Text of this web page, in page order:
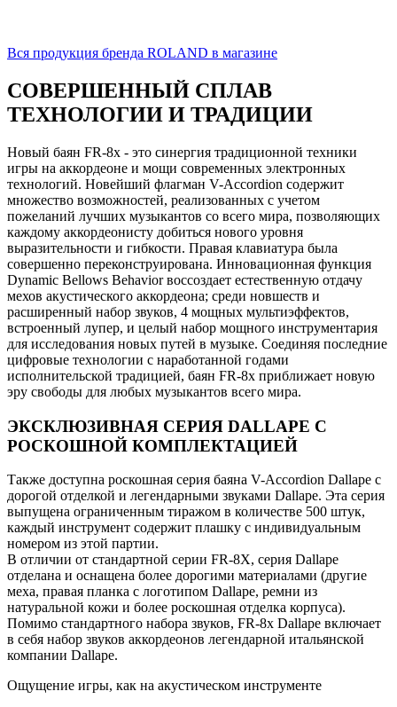
Вся продукция бренда ROLAND в магазине
СОВЕРШЕННЫЙ СПЛАВ
ТЕХНОЛОГИИ И ТРАДИЦИИ
Новый баян FR-8x - это синергия традиционной техники
игры на аккордеоне и мощи современных электронных
технологий. Новейший флагман V-Accordion содержит
множество возможностей, реализованных с учетом
пожеланий лучших музыкантов со всего мира, позволяющих
каждому аккордеонисту добиться нового уровня
выразительности и гибкости. Правая клавиатура была
совершенно переконструирована. Инновационная функция
Dynamic Bellows Behavior воссоздает естественную отдачу
мехов акустического аккордеона; среди новшеств и
расширенный набор звуков, 4 мощных мультиэффектов,
встроенный лупер, и целый набор мощного инструментария
для исследования новых путей в музыке. Соединяя последние
цифровые технологии с наработанной годами
исполнительской традицией, баян FR-8x приближает новую
эру свободы для любых музыкантов всего мира.
ЭКСКЛЮЗИВНАЯ СЕРИЯ DALLAPE С
РОСКОШНОЙ КОМПЛЕКТАЦИЕЙ
Также доступна роскошная серия баяна V-Accordion Dallape с
дорогой отделкой и легендарными звуками Dallape. Эта серия
выпущена ограниченным тиражом в количестве 500 штук,
каждый инструмент содержит плашку с индивидуальным
номером из этой партии.
В отличии от стандартной серии FR-8X, серия Dallape
отделана и оснащена более дорогими материалами (другие
меха, правая планка с логотипом Dallape, ремни из
натуральной кожи и более роскошная отделка корпуса).
Помимо стандартного набора звуков, FR-8x Dallape включает
в себя набор звуков аккордеонов легендарной итальянской
компании Dallape.
Ощущение игры, как на акустическом инструменте